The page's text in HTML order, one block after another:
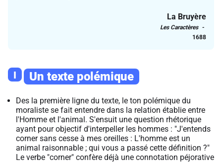
La Bruyère
Les Caractères
1688
I Un texte polémique
Des la première ligne du texte, le ton polémique du
moraliste se fait entendre dans la relation établie entre
l'Homme et l'animal. S'ensuit une question rhétorique
ayant pour objectif d'interpeller les hommes : "J'entends
corner sans cesse à mes oreilles : L'homme est un
animal raisonnable ; qui vous a passé cette définition ?"
Le verbe "corner" confère déjà une connotation péjorative